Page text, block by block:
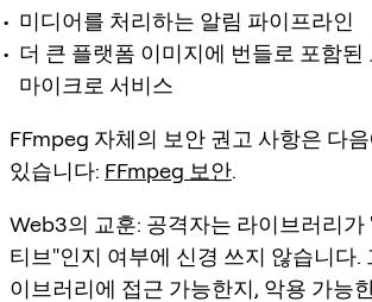
미디어를 처리하는 알림 파이프라인
더 큰 플랫폼 이미지에 번들로 포함된
마이크로 서비스
FFmpeg 자체의 보안 권고 사항은 다
있습니다: FFmpeg 보안.
Web3의 교훈: 공격자는 라이브러리가
티브"인지 여부에 신경 쓰지 않습니다.
이브러리에 접근 가능한지, 악용 가능